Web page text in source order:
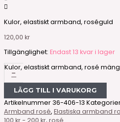
Kulor, elastiskt armband, roséguld
120,00 kr
Tillgänglighet: Endast 13 kvar i lager
-
Kulor, elastiskt armband, rosé
LÄGG TILL I VARUKORG
Artikelnummer 36-406-13
Armband rosé, Elastiska armband
100 kr - 200 kr, rosé